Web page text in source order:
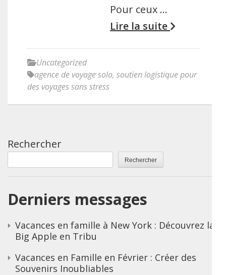
Pour ceux …
Lire la suite
Uncategorized
agence de voyage solo, soutien logistique pour
des voyages sans stress
Rechercher
Rechercher
Derniers messages
Vacances en famille à New York : Découvrez la
Big Apple en Tribu
Vacances en Famille en Février : Créer des
Souvenirs Inoubliables